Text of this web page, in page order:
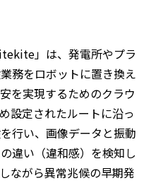
」は、発電所やプラ
務をロボットに置き換え
を実現するためのクラウ
設定されたルートに沿っ
行い、画像データと振動
違い（違和感）を検知し
ながら異常兆候の早期発